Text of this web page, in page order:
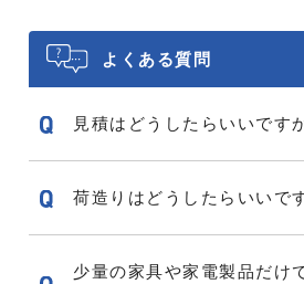
よくある質問
見積はどうしたらいいです
荷造りはどうしたらいいで
少量の家具や家電製品だけ